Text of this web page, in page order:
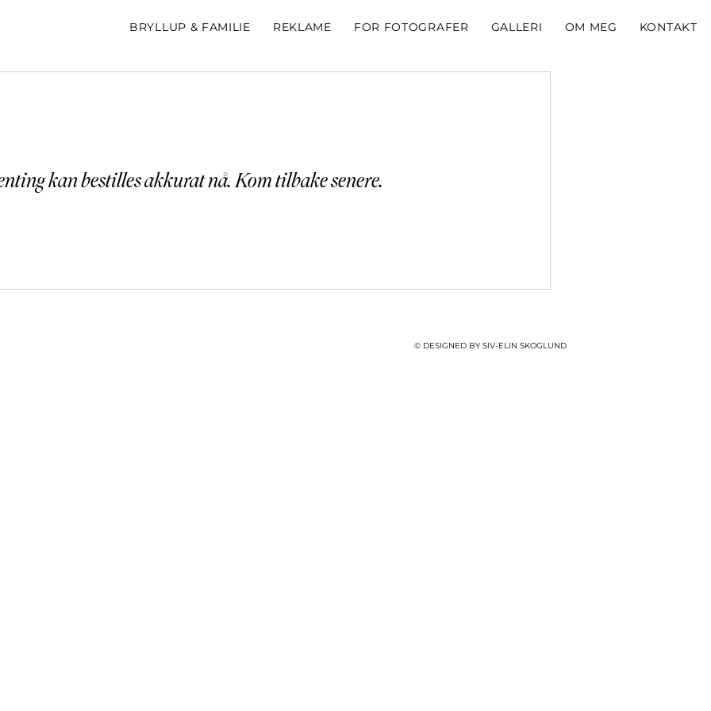
BRYLLUP & FAMILIE REKLAME FOR FOTOGRAFER GALLERI OM MEG KONTAKT
kan bestilles akkurat nå. Kom tilbake senere.
© DESIGNED BY SIV-ELIN SKOGLUND